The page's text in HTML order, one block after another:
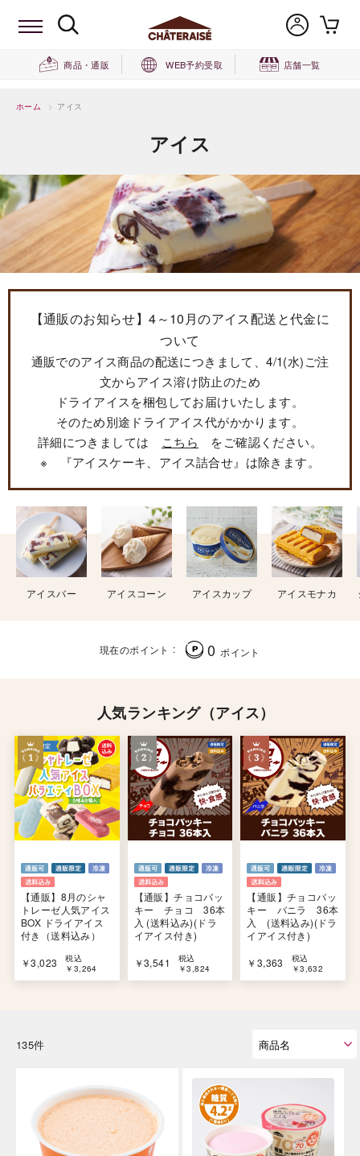
商品・通販 WEB予約受取 店舗一覧
ホーム > アイス
アイス
【通販のお知らせ】4～10月のアイス配送と代金に
ついて
通販でのアイス商品の配送につきまして、4/1(水)ご注
文からアイス溶け防止のため
ドライアイスを梱包してお届けいたします。
そのため別途ドライアイス代がかかります。
詳細につきましては
こちら をご確認ください。
※ 『アイスケーキ、アイス詰合せ』は除きます。
アイスバー アイスコーン アイスカップ アイスモナカ
現在のポイント 0 ポイント
人気ランキング（アイス）
【通販】8月のシャ
トレーゼ人気アイス
BOX ドライアイス
付き（送料込み）
￥3,023
税込
￥3,264
【通販】チョコバッ
キー チョコ 36本
入 (送料込み)(ドラ
イアイス付き)
￥3,541
税込
￥3,824
【通販】チョコバッ
キー バニラ 36本
入 (送料込み)(ドラ
イアイス付き)
￥3,363
税込
￥3,632
135件